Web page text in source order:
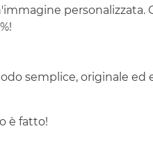
personalizzata.
semplice, originale ed
è fatto!